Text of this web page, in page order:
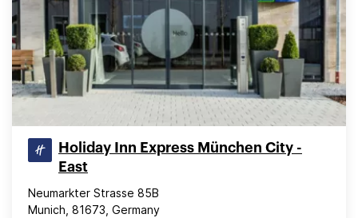
Holiday Inn Express München City -
East
Neumarkter Strasse 85B
Munich, 81673, Germany